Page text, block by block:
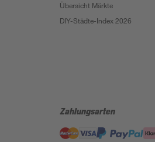
Übersicht Märkte
DIY-Städte-Index 2026
Zahlungsarten